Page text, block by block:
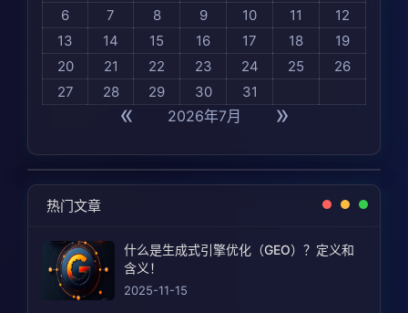
« 2026年7月 »
6
7 8 9 10 11
12
13
14 15 16 17 18
19
20
21 22 23 24 25
26
27
28 29 30 31
热门文章
什么是生成式引擎优化（GEO）？定义和
含义！
2025-11-15